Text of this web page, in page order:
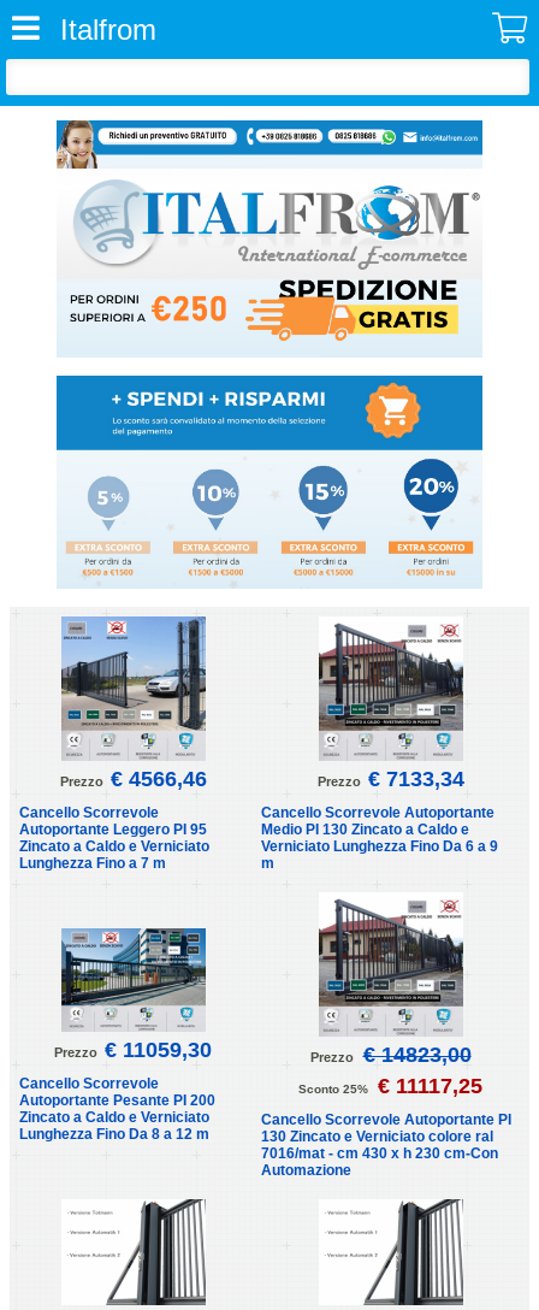
Italfrom
Prezzo € 4566,46
Cancello Scorrevole
Autoportante Leggero PI 95
Zincato a Caldo e Verniciato
Lunghezza Fino a 7 m
Prezzo € 7133,34
Cancello Scorrevole Autoportante
Medio PI 130 Zincato a Caldo e
Verniciato Lunghezza Fino Da 6 a 9
m
Prezzo € 11059,30
Cancello Scorrevole
Autoportante Pesante PI 200
Zincato a Caldo e Verniciato
Lunghezza Fino Da 8 a 12 m
Prezzo € 14823,00
Sconto 25% € 11117,25
Cancello Scorrevole Autoportante PI
130 Zincato e Verniciato colore ral
7016/mat - cm 430 x h 230 cm-Con
Automazione